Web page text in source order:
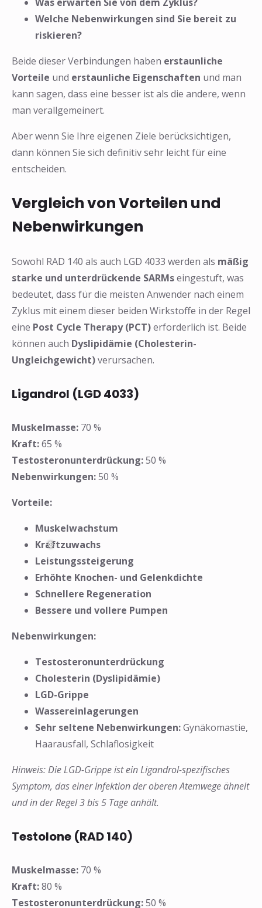
Welche Nebenwirkungen sind Sie bereit zu
riskieren?
Beide dieser Verbindungen haben erstaunliche
Vorteile und erstaunliche Eigenschaften und man
kann sagen, dass eine besser ist als die andere, wenn
man verallgemeinert.
Aber wenn Sie Ihre eigenen Ziele berücksichtigen,
dann können Sie sich definitiv sehr leicht für eine
entscheiden.
Vergleich von Vorteilen und
Nebenwirkungen
Sowohl RAD 140 als auch LGD 4033 werden als mäßig
starke und unterdrückende SARMseingestuft, was
bedeutet, dass für die meisten Anwender nach einem
Zyklus mit einem dieser beiden Wirkstoffe in der Regel
eine Post Cycle Therapy (PCT)erforderlich ist. Beide
können auch Dyslipidämie (Cholesterin-
Ungleichgewicht)verursachen.
Ligandrol (LGD 4033)
Muskelmasse: 70 %
Kraft:65 %
Testosteronunterdrückung:50 %
Nebenwirkungen:50 %
Vorteile:
Muskelwachstum
Kraftzuwachs
Leistungssteigerung
Erhöhte Knochen- und Gelenkdichte
Schnellere Regeneration
Bessere und vollere Pumpen
Nebenwirkungen:
Testosteronunterdrückung
Cholesterin (Dyslipidämie)
LGD-Grippe
Wassereinlagerungen
Sehr seltene Nebenwirkungen:Gynäkomastie,
Haarausfall, Schlaflosigkeit
Hinweis: Die LGD-Grippe ist ein Ligandrol-spezifisches
Symptom, das einer Infektion der oberen Atemwege ähnelt
und in der Regel 3 bis 5 Tage anhält.
Testolone (RAD 140)
Muskelmasse: 70 %
Kraft:80 %
Testosteronunterdrückung:50 %
❅